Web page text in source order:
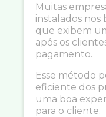
Muitas
instalados nos
que exibem
após os
pagamento.
Esse método
eficiente dos
uma boa
para o cliente.